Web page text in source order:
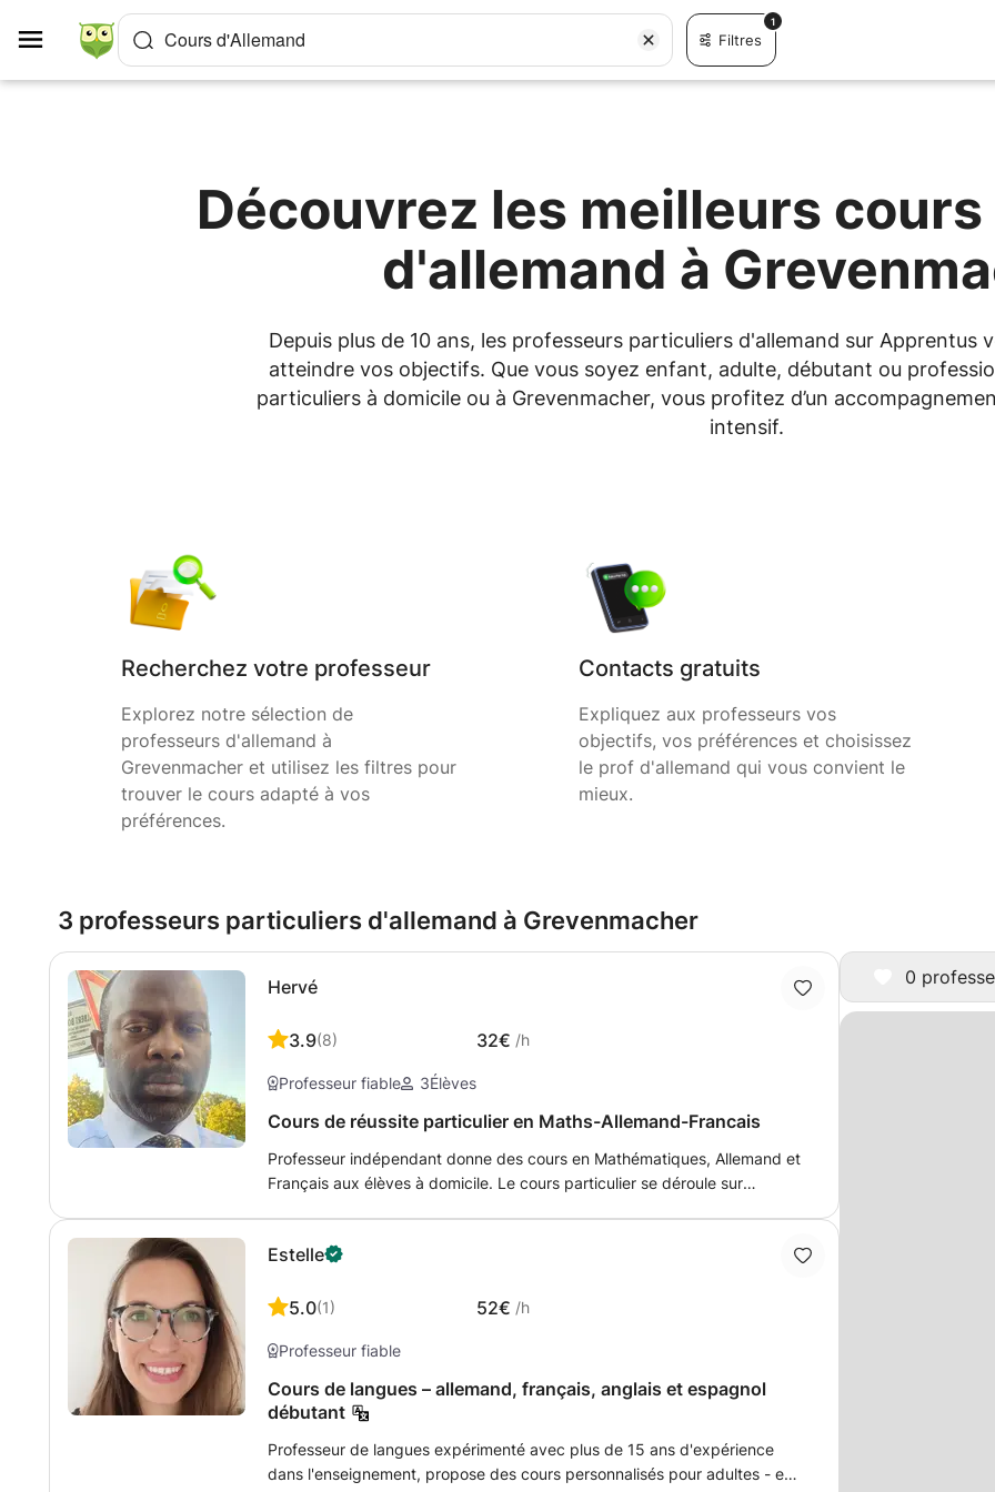
Cours d'Allemand Filtres
1
Découvrez les meilleurs
d'allemand à
Depuis plus de 10 ans, les professeurs particuliers d'allemand sur Apprentus
atteindre vos objectifs. Que vous soyez enfant, adulte, débutant ou
particuliers à domicile ou à Grevenmacher, vous profitez d’un
intensif.
Recherchez votre professeur
Explorez notre sélection de
professeurs d'allemand à
Grevenmacher et utilisez les filtres pour
trouver le cours adapté à vos
préférences.
Contacts gratuits
Expliquez aux professeurs vos
objectifs, vos préférences et choisissez
le prof d'allemand qui vous convient le
mieux.
0
3 professeurs particuliers d'allemand à Grevenmacher
Hervé
3.9(8) 32€ /h
Professeur fiable 3Élèves
Cours de réussite particulier en Maths-Allemand-Francais
Professeur indépendant donne des cours en Mathématiques, Allemand et
Français aux élèves à domicile. Le cours particulier se déroule sur
Estelle
5.0(1) 52€ /h
Professeur fiable
Cours de langues – allemand, français, anglais et espagnol
débutant
Professeur de langues expérimenté avec plus de 15 ans d'expérience
dans l'enseignement, propose des cours personnalisés pour adultes - en